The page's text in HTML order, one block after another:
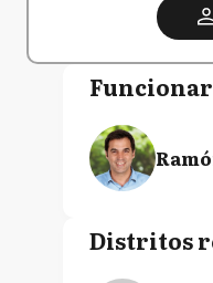
Distritos